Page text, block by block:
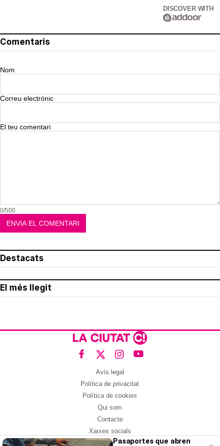
DISCOVER WITH
Comentaris
Nom
Correu electrònic
El teu comentari
0/500
Destacats
El més llegit
Avís legal
Política de privacitat
Política de cookies
Qui som
Contacte
Xarxes socials
Pasaportes que abren